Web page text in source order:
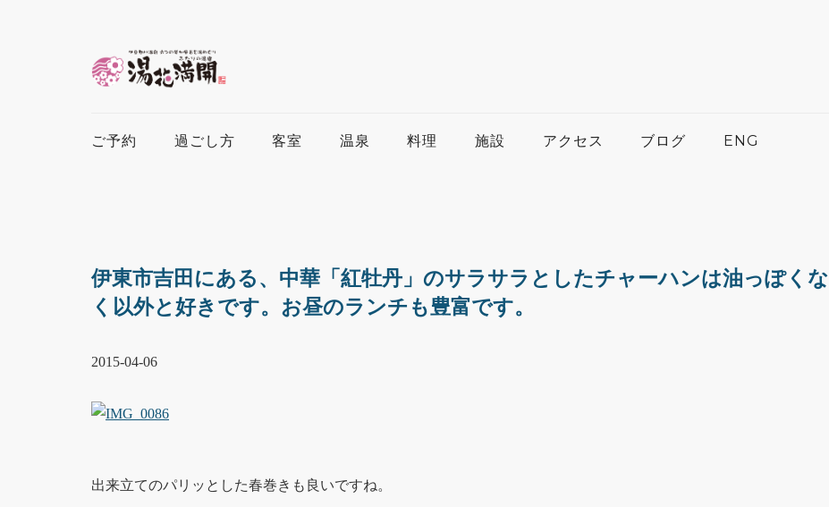
ご予約 過ごし方 客室 温泉 料理 施設 アクセス ブログ ENG
伊東市吉田にある、中華「紅牡丹」のサラサラとしたチャーハンは油っぽくな
く以外と好きです。お昼のランチも豊富です。
2015-04-06
出来立てのパリッとした春巻きも良いですね。